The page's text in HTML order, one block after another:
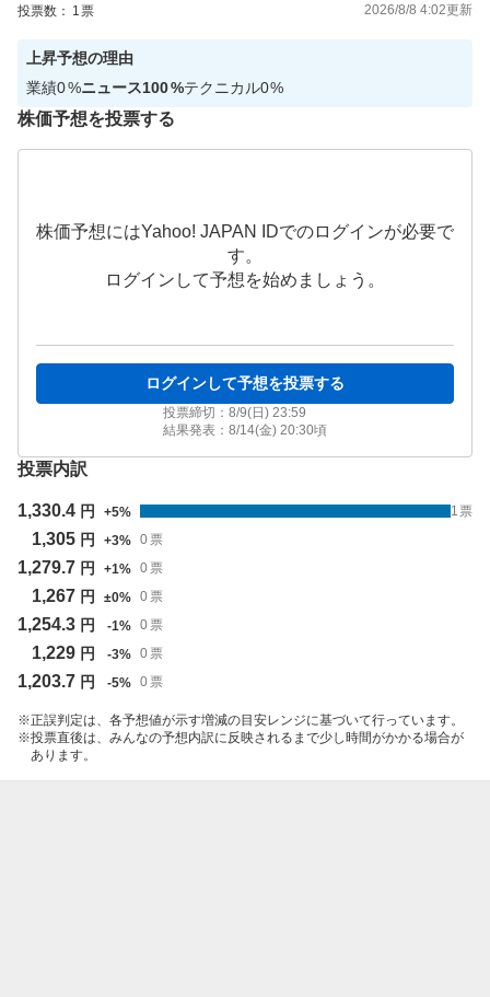
投票数： 1 票 2026/8/8 4:02更新
上昇予想の理由
業績0%ニュース100%テクニカル0%
株価予想を投票する
株価予想にはYahoo! JAPAN IDでのログインが必要で
す。
ログインして予想を始めましょう。
ログインして予想を投票する
投票締切： 8/9(日) 23:59
結果発表： 8/14(金) 20:30頃
投票内訳
1,330.4 円 +5% 1 票
1,305 円 +3% 0 票
1,279.7 円 +1% 0 票
1,267 円 ±0% 0 票
1,254.3 円 -1% 0 票
1,229 円 -3% 0 票
1,203.7 円 -5% 0 票
正誤判定は、各予想値が示す増減の目安レンジに基づいて行っています。
投票直後は、みんなの予想内訳に反映されるまで少し時間がかかる場合が
あります。